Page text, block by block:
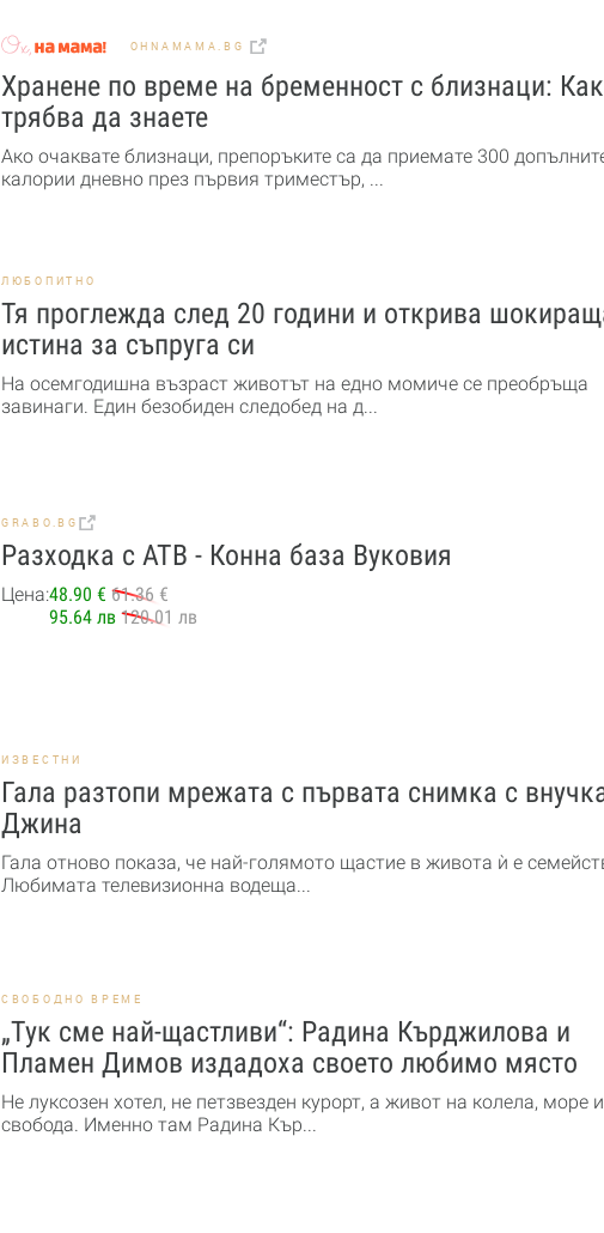
OHNAMAMA.BG
Хранене по време на бременност с близнаци:
трябва да знаете
Ако очаквате близнаци, препоръките са да приемате 300
калории дневно през първия триместър, ...
ЛЮБОПИТНО
Тя проглежда след 20 години и открива
истина за съпруга си
На осемгодишна възраст животът на едно момиче се преобръща
завинаги. Един безобиден следобед на д...
GRABO.BG
Разходка с АТВ - Конна база Вуковия
Цена:48.90 € 61.36 €
95.64 лв 120.01 лв
ИЗВЕСТНИ
Гала разтопи мрежата с първата снимка с
Джина
Гала отново показа, че най-голямото щастие в живота ѝ е
Любимата телевизионна водеща...
СВОБОДНО ВРЕМЕ
„Тук сме най-щастливи“: Радина Кърджилова и
Пламен Димов издадоха своето любимо място
Не луксозен хотел, не петзвезден курорт, а живот на колела, море и
свобода. Именно там Радина Кър...